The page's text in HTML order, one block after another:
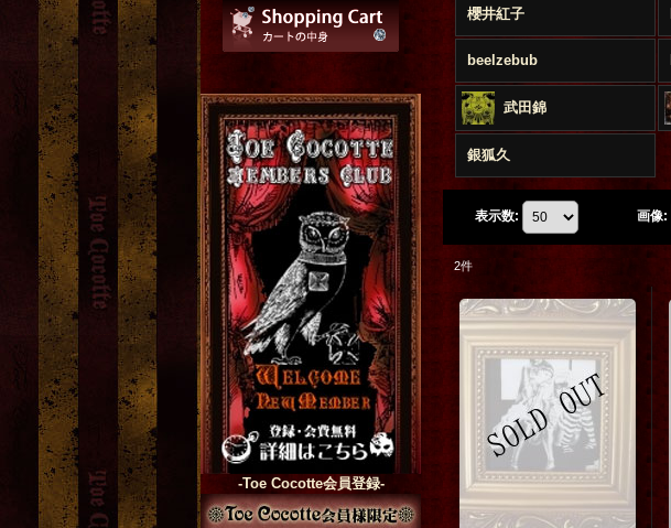
-Toe Cocotte会員登録-
櫻井紅子
beelzebub
武田錦
銀狐久
表示数: 画像:
2件